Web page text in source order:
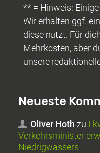
** = Hinweis:
Wir erhalten ggf.
diese nutzt. Für
Mehrkosten, aber
unsere
Neueste
Oliver Hoth zu
Verkehrsminister
Niedrigwassers